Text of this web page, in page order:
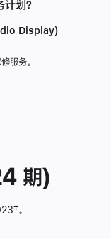
划？
Display)
服务。
期)
脚
‡。